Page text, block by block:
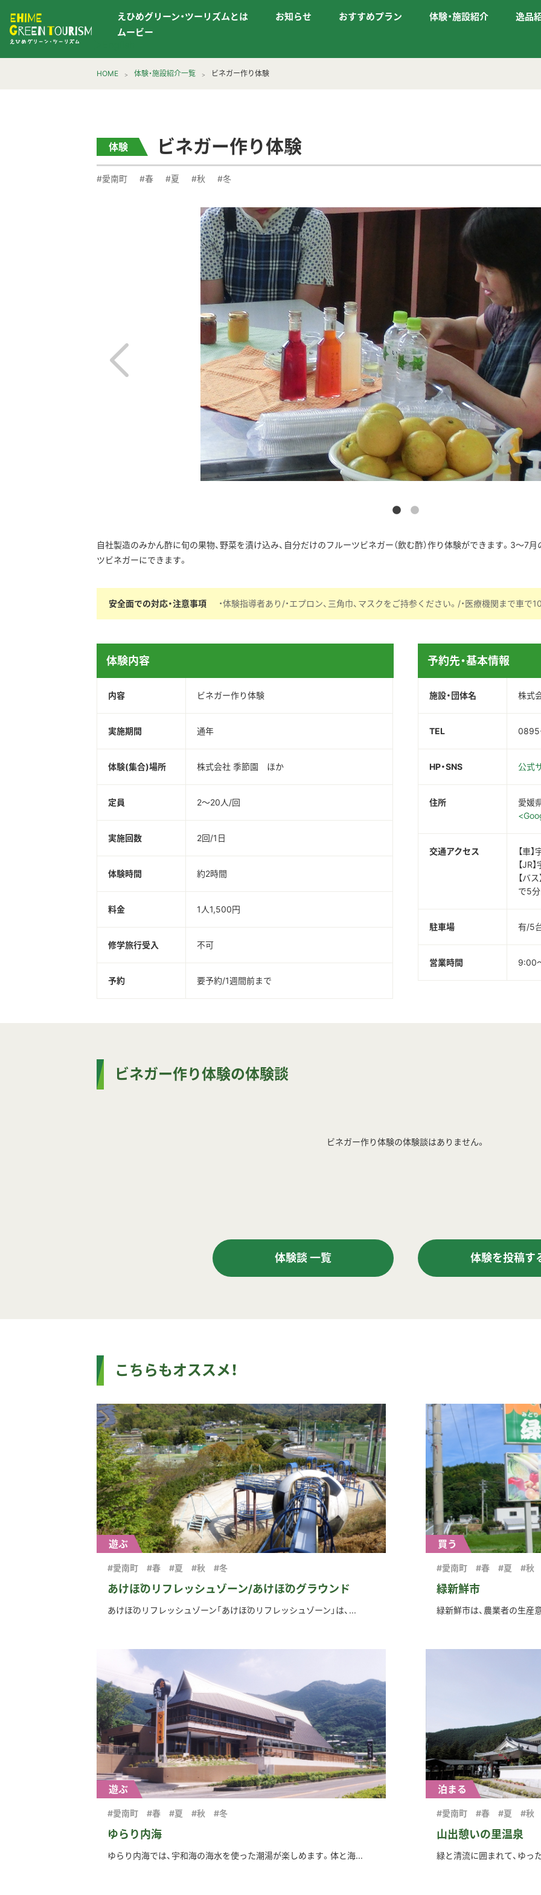
えひめグリーン・ツーリズムとは お知らせ おすすめプラン 体験・施設紹介
逸品
ムービー
HOME 体験・施設紹介一覧 ビネガー作り体験
体験 ビネガー作り体験
#愛南町 #春 #夏 #秋 #冬
自社製造のみかん酢に旬の果物、野菜を漬け込み、自分だけのフルーツビネガー（飲む酢）作り体験ができます。3～7
ツビネガーにできます。
安全面での対応・注意事項 ・体験指導者あり/・エプロン、三角巾、マスクをご持参ください。/・医療機関まで車で
体験内容
内容 ビネガー作り体験
実施期間 通年
体験(集合)場所 株式会社 季節園 ほか
定員 2～20人/回
実施回数 2回/1日
体験時間 約2時間
料金 1人1,500円
修学旅行受入 不可
予約 要予約/1週間前まで
予約先・基本情報
施設・団体名 株式
TEL
HP・SNS 公式
住所
愛媛
交通アクセス
【車
【JR
【バ
で5分
駐車場 有/5
営業時間 9:00
ビネガー作り体験の体験談
ビネガー作り体験の体験談はありません。
体験談 一覧 体験を投稿す
こちらもオススメ！
遊ぶ
あけぼのリフレッシュゾーン/あけぼのグラウンド
#愛南町 #春 #夏 #秋 #冬
あけぼのリフレッシュゾーン「あけぼのリフレッシュゾーン」は、...
買う
緑新鮮市
#愛南町 #春 #夏 #秋
緑新鮮市は、農業者の生産
遊ぶ
ゆらり内海
#愛南町 #春 #夏 #秋 #冬
ゆらり内海では、宇和海の海水を使った潮湯が楽しめます。体と海...
泊まる
山出憩いの里温泉
#愛南町 #春 #夏 #秋
緑と清流に囲まれて、ゆっ